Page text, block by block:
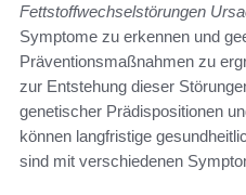
Fettstoffwechselstörungen
Symptome zu erkennen und
Präventionsmaßnahmen zu
zur Entstehung dieser
genetischer Prädispositionen
können langfristige
sind mit verschiedenen